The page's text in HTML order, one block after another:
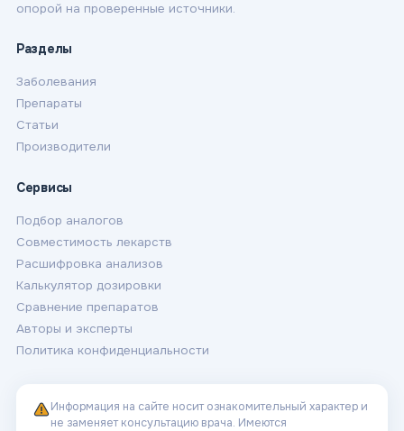
опорой на проверенные источники.
Разделы
Заболевания
Препараты
Статьи
Производители
Сервисы
Подбор аналогов
Совместимость лекарств
Расшифровка анализов
Калькулятор дозировки
Сравнение препаратов
Авторы и эксперты
Политика конфиденциальности
Информация на сайте носит ознакомительный характер и
не заменяет консультацию врача. Имеются